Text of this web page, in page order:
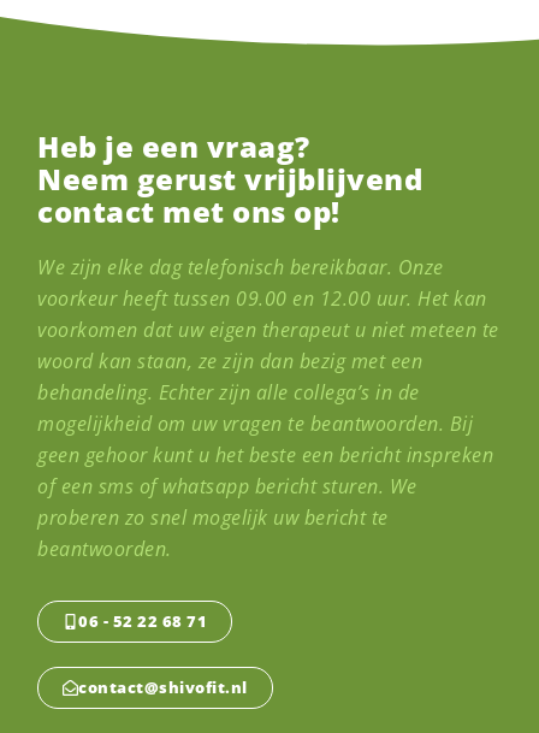
Heb je een vraag?
Neem gerust vrijblijvend
contact met ons op!
We zijn elke dag telefonisch bereikbaar. Onze
voorkeur heeft tussen 09.00 en 12.00 uur. Het kan
voorkomen dat uw eigen therapeut u niet meteen te
woord kan staan, ze zijn dan bezig met een
behandeling. Echter zijn alle collega’s in de
mogelijkheid om uw vragen te beantwoorden. Bij
geen gehoor kunt u het beste een bericht inspreken
of een sms of whatsapp bericht sturen. We
proberen zo snel mogelijk uw bericht te
beantwoorden.
06 - 52 22 68 71
contact@shivofit.nl